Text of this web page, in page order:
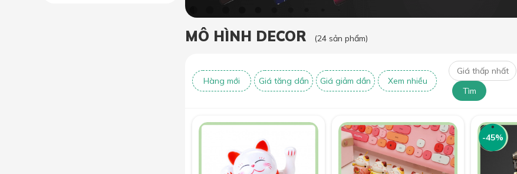
MÔ HÌNH DECOR (24 sản phẩm)
Hàng mới Giá tăng dần Giá giảm dần Xem nhiều
Tìm
-45%